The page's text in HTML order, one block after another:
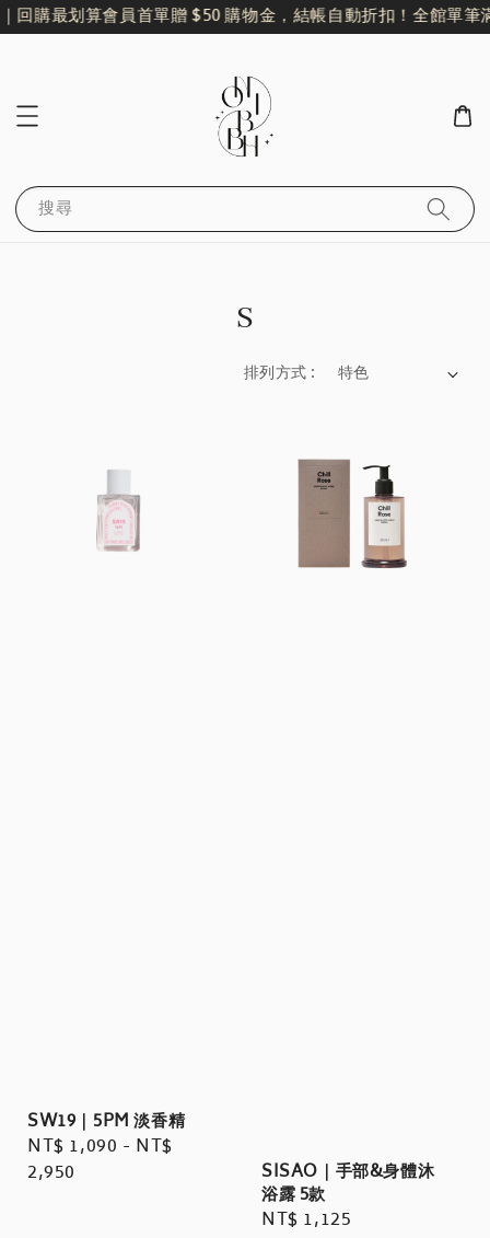
最划算會員首單贈 $50 購物金，結帳自動折扣！全館單筆滿
搜尋
S
排列方式 :
SW19｜5PM 淡香精
Regular
price
NT$ 1,090 - NT$
2,950
SISAO｜手部&身體沐
浴露 5款
Regular
NT$ 1,125